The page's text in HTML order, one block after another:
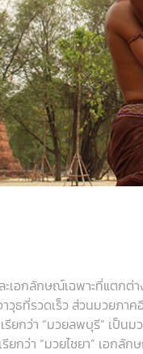
เอกลักษณ์เฉพาะที่แตกต่า
วุธที่รวดเร็ว ส่วนมวยภาค
ยกว่า “มวยลพบุรี” เป็น
ยกว่า “มวยไชยา” เอก